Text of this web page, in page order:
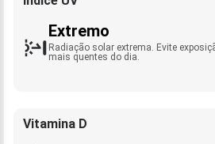
Extremo
Radiação solar extrema. Evite
mais quentes do dia.
Vitamina D